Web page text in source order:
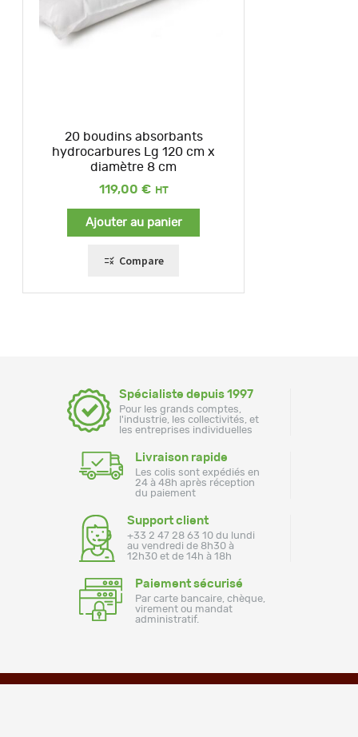
20 boudins absorbants
hydrocarbures Lg 120 cm x
diamètre 8 cm
119,00 €
Ajouter au panier
Compare
Spécialiste depuis 1997
Pour les grands comptes,
l'industrie, les collectivités, et
les entreprises individuelles
Livraison rapide
Les colis sont expédiés en
24 à 48h après réception
du paiement
Support client
+33 2 47 28 63 10 du lundi
au vendredi de 8h30 à
12h30 et de 14h à 18h
Paiement sécurisé
Par carte bancaire, chèque,
virement ou mandat
administratif.